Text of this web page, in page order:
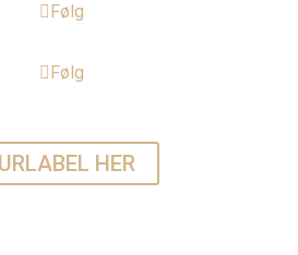
Følg
Følg
HER